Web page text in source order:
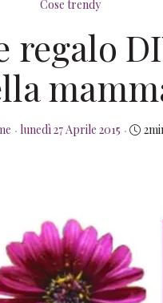
Cose trendy
regalo
Posted
lunedì 27 Aprile 2015